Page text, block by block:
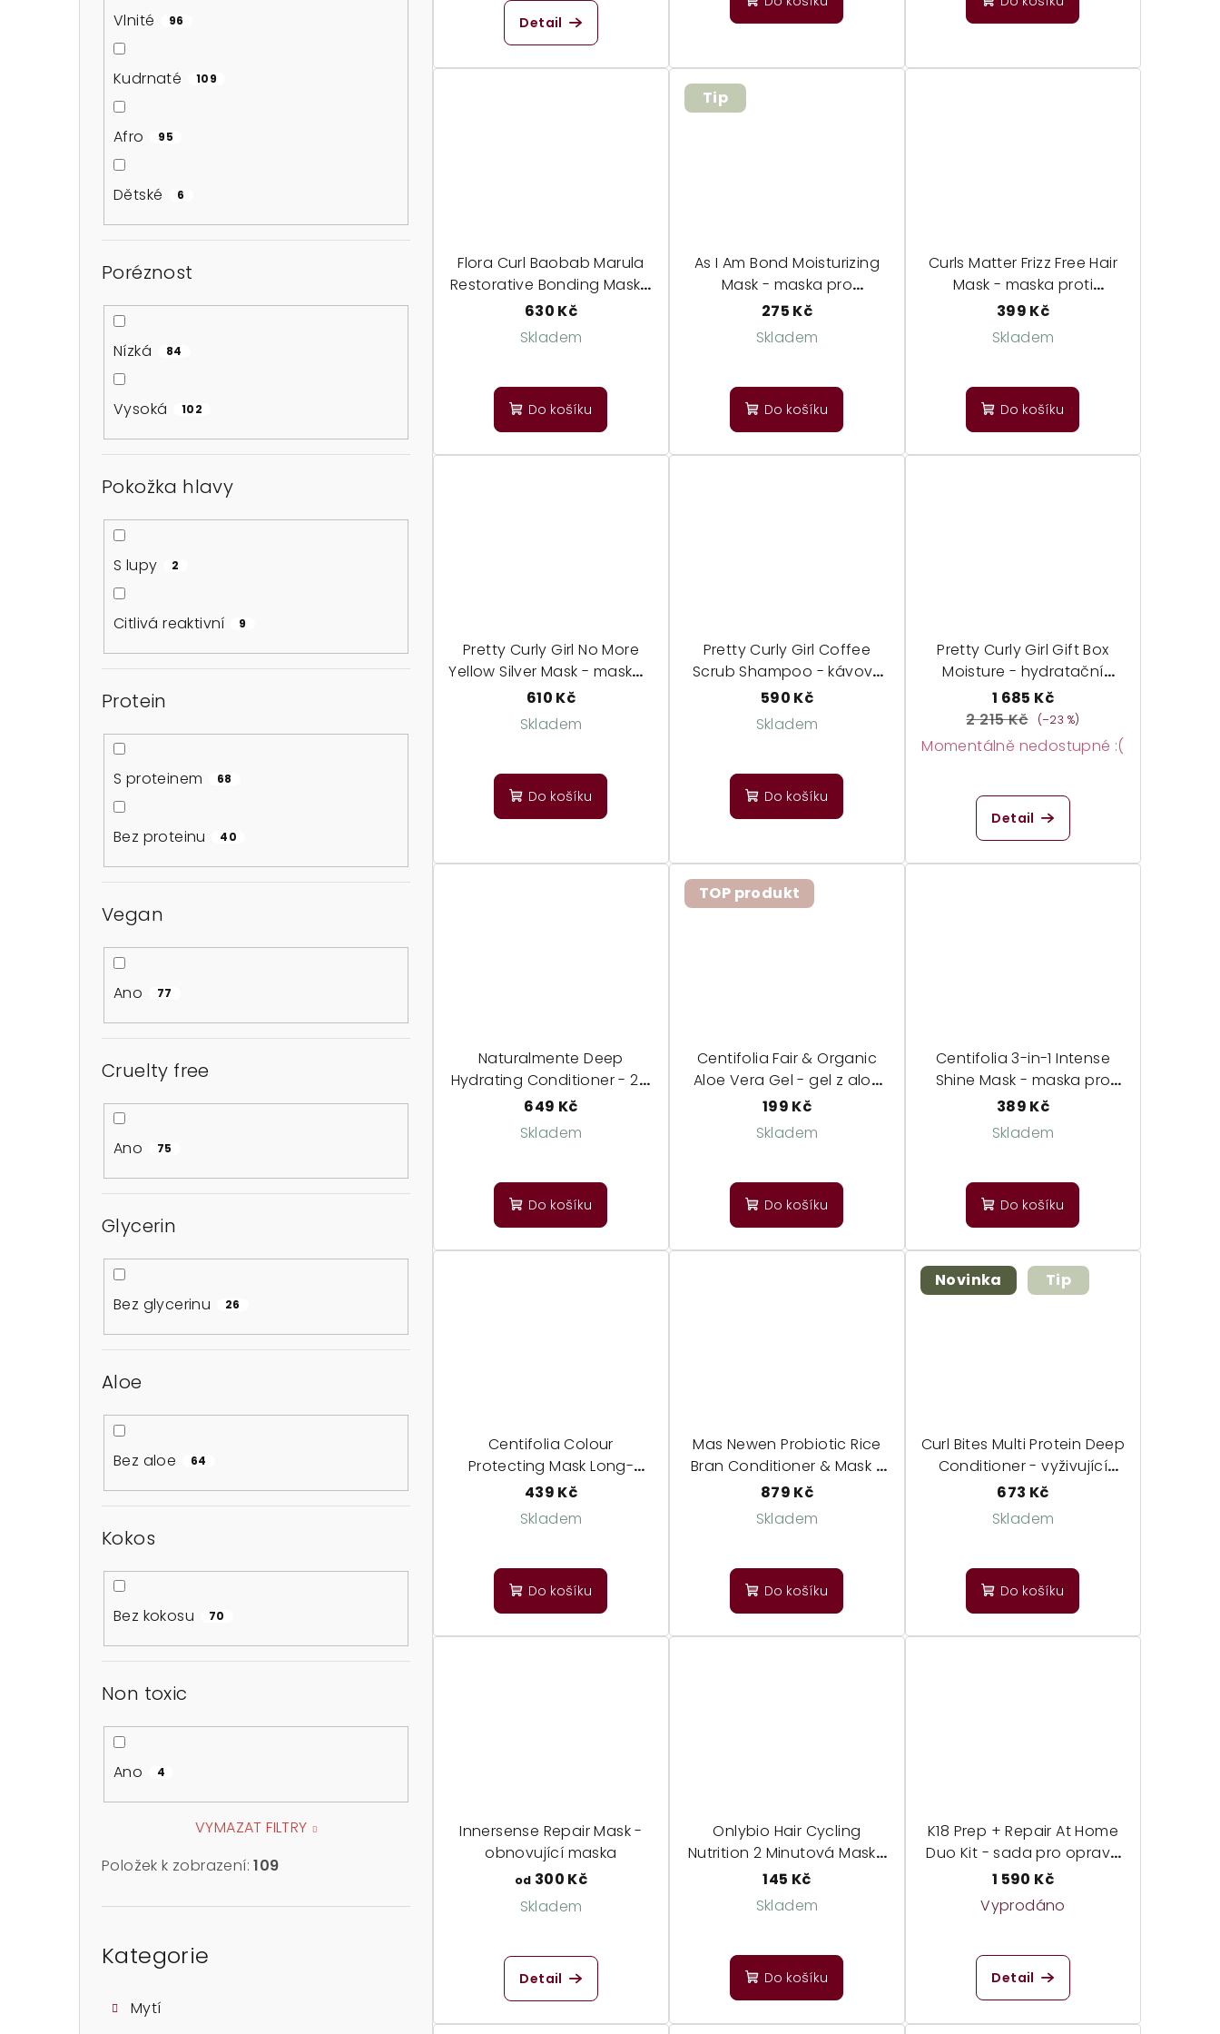
Vlnité 96
Kudrnaté 109
Afro 95
Dětské 6
Poréznost
Nízká 84
Vysoká 102
Pokožka hlavy
S lupy 2
Citlivá reaktivní 9
Protein
S proteinem 68
Bez proteinu 40
Vegan
Ano 77
Cruelty free
Ano 75
Glycerin
Bez glycerinu 26
Aloe
Bez aloe 64
Kokos
Bez kokosu 70
Non toxic
Ano 4
VYMAZAT FILTRY
Položek k zobrazení:109
Kategorie
Mytí
Detail
Flora Curl Baobab Marula
Restorative Bonding Mask -
posilující maska
630 Kč
Skladem
Do košíku
Tip
As I Am Bond Moisturizing
Mask - maska pro
poškozené vlasy
275 Kč
Skladem
Do košíku
Curls Matter Frizz Free Hair
Mask - maska proti
krepatění
399 Kč
Skladem
Do košíku
Pretty Curly Girl No More
Yellow Silver Mask - maska k
potlačení žlutých tónů ve
vlasech
610 Kč
Skladem
Do košíku
Pretty Curly Girl Coffee
Scrub Shampoo - kávový
peeling na pokožku hlavy
590 Kč
Skladem
Do košíku
Pretty Curly Girl Gift Box
Moisture - hydratační
startovní sada pro curly girl
1 685 Kč
2 215 Kč
(–23 %)
Momentálně nedostupné :(
Detail
Naturalmente Deep
Hydrating Conditioner - 2v1
hloubkově hydratační
péče fenykl a pelargonie
649 Kč
Skladem
Do košíku
TOP produkt
Centifolia Fair & Organic
Aloe Vera Gel - gel z aloe
vera pro vlasy a tělo
199 Kč
Skladem
Do košíku
Centifolia 3-in-1 Intense
Shine Mask - maska pro
intenzivní lesk
389 Kč
Skladem
Do košíku
Centifolia Colour
Protecting Mask Long-
Lasting Colour - maska pro
barvené vlasy
439 Kč
Skladem
Do košíku
Mas Newen Probiotic Rice
Bran Conditioner & Mask -
probiotický kondicionér a
maska
879 Kč
Skladem
Do košíku
Novinka Tip
Curl Bites Multi Protein Deep
Conditioner - vyživující
maska
673 Kč
Skladem
Do košíku
Innersense Repair Mask -
obnovující maska
od 300 Kč
Skladem
Detail
Onlybio Hair Cycling
Nutrition 2 Minutová Maska
Express Hair - vyživující
maska
145 Kč
Skladem
hodnocení
produktu
je
5,0
Do košíku
K18 Prep + Repair At Home
Duo Kit - sada pro opravu
poškozených vlasů
1 590 Kč
Vyprodáno
Detail